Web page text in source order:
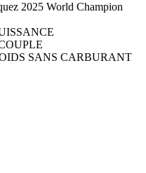
2025 World Champion
SANS CARBURANT